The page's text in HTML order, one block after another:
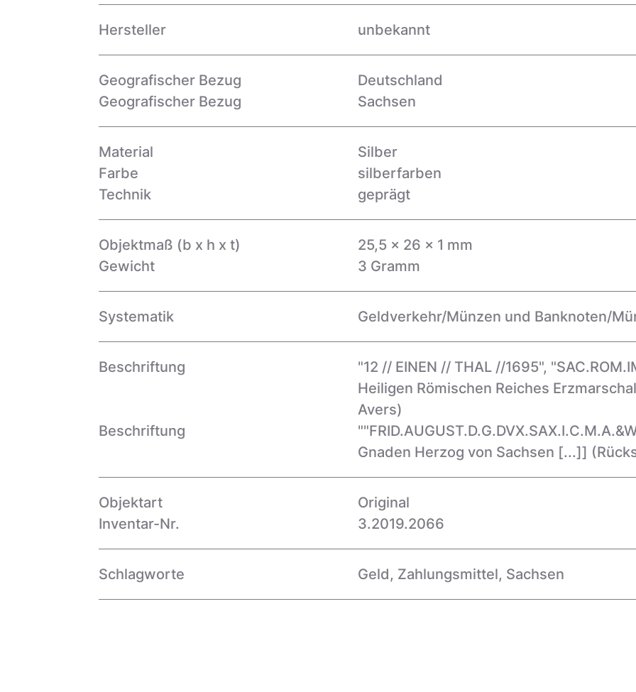
Hersteller unbekannt
Geografischer Bezug
Deutschland
Geografischer Bezug
Sachsen
Material
Silber
Farbe
silberfarben
Technik
geprägt
Objektmaß (b x h x t)
25,5 x 26 x 1 mm
Gewicht
3 Gramm
Systematik Geldverkehr/Münzen und Banknoten/
Beschriftung
"12 // EINEN // THAL //1695",
Heiligen Römischen Reiches
Avers)
Beschriftung
Gnaden Herzog von Sachsen [...]]
Objektart
Original
Inventar-Nr.
3.2019.2066
Schlagworte Geld, Zahlungsmittel, Sachsen